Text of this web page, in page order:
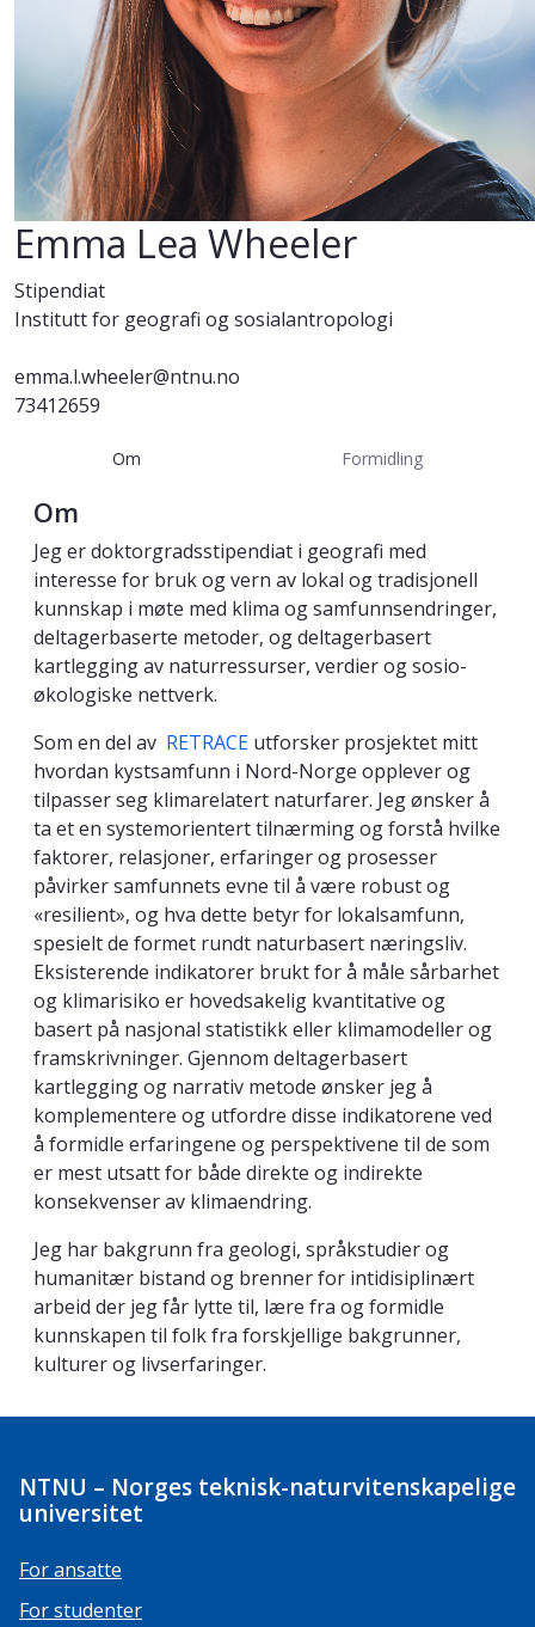
Emma Lea Wheeler
Stipendiat
Institutt for geografi og sosialantropologi
emma.l.wheeler@ntnu.no
73412659
Om Formidling
Om
Jeg er doktorgradsstipendiat i geografi med
interesse for bruk og vern av lokal og tradisjonell
kunnskap i møte med klima og samfunnsendringer,
deltagerbaserte metoder, og deltagerbasert
kartlegging av naturressurser, verdier og sosio-
økologiske nettverk.
Som en del av RETRACE utforsker prosjektet mitt
hvordan kystsamfunn i Nord-Norge opplever og
tilpasser seg klimarelatert naturfarer. Jeg ønsker å
ta et en systemorientert tilnærming og forstå hvilke
faktorer, relasjoner, erfaringer og prosesser
påvirker samfunnets evne til å være robust og
«resilient», og hva dette betyr for lokalsamfunn,
spesielt de formet rundt naturbasert næringsliv.
Eksisterende indikatorer brukt for å måle sårbarhet
og klimarisiko er hovedsakelig kvantitative og
basert på nasjonal statistikk eller klimamodeller og
framskrivninger. Gjennom deltagerbasert
kartlegging og narrativ metode ønsker jeg å
komplementere og utfordre disse indikatorene ved
å formidle erfaringene og perspektivene til de som
er mest utsatt for både direkte og indirekte
konsekvenser av klimaendring.
Jeg har bakgrunn fra geologi, språkstudier og
humanitær bistand og brenner for intidisiplinært
arbeid der jeg får lytte til, lære fra og formidle
kunnskapen til folk fra forskjellige bakgrunner,
kulturer og livserfaringer.
NTNU – Norges teknisk-naturvitenskapelige
universitet
For ansatte
For studenter